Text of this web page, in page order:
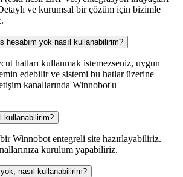
ve kurumsal bir çözüm için bizimle
hesabım yok nasıl kullanabilirim?
hatları kullanmak istemezseniz, uygun
edebilir ve sistemi bu hatlar üzerine
kanallarında Winnobot'u
kullanabilirim?
Winnobot entegreli site hazırlayabiliriz.
kurulum yapabiliriz.
nasıl kullanabilirim?